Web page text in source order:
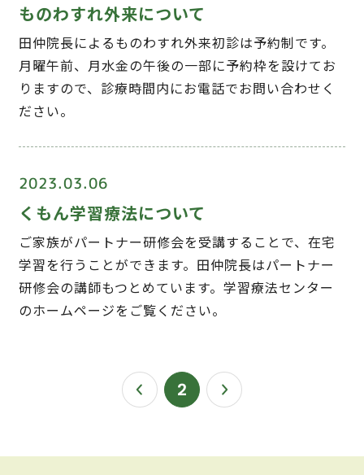
ものわすれ外来について
田仲院長によるものわすれ外来初診は予約制です。
月曜午前、月水金の午後の一部に予約枠を設けてお
りますので、診療時間内にお電話でお問い合わせく
ださい。
2023.03.06
くもん学習療法について
ご家族がパートナー研修会を受講することで、在宅
学習を行うことができます。田仲院長はパートナー
研修会の講師もつとめています。学習療法センター
のホームページをご覧ください。
2